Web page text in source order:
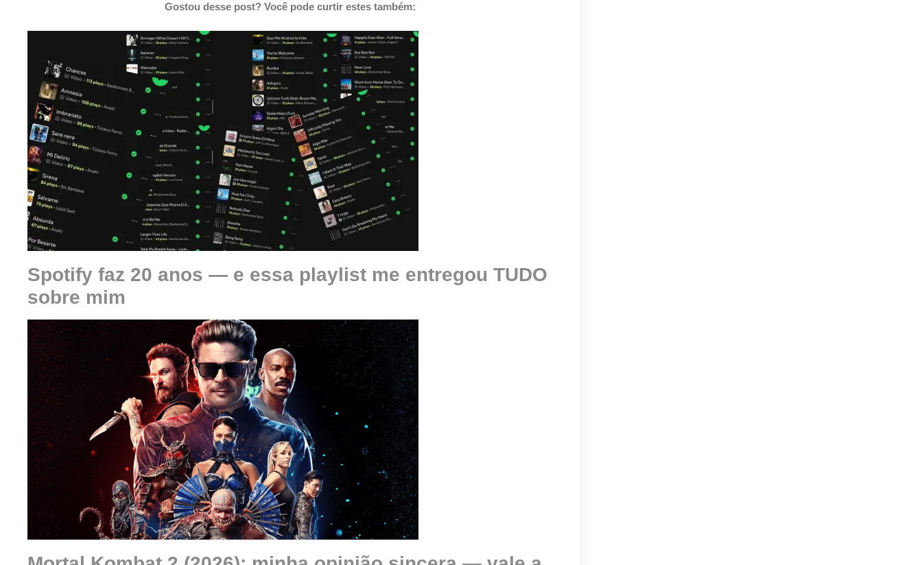
Gostou desse post? Você pode curtir estes também:
Spotify faz 20 anos — e essa playlist me entregou TUDO
sobre mim